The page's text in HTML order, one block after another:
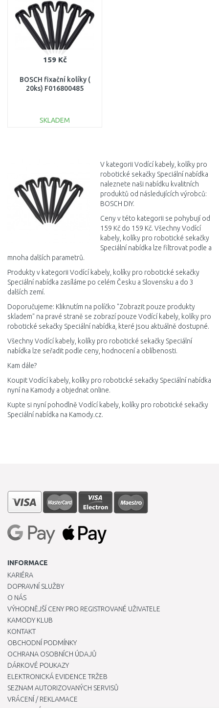
159 Kč
BOSCH fixační kolíky (
20ks) F016800485
SKLADEM
V kategorii Vodící kabely, kolíky pro
robotické sekačky Speciální nabídka
naleznete naši nabídku kvalitních
produktů od následujících výrobců:
BOSCH DIY.
Ceny v této kategorii se pohybují od
159 Kč do 159 Kč. Všechny Vodící
kabely, kolíky pro robotické sekačky
Speciální nabídka lze filtrovat podle a
mnoha dalších parametrů.
Produkty v kategorii Vodící kabely, kolíky pro robotické sekačky
Speciální nabídka zasíláme po celém Česku a Slovensku a do 3
dalších zemí.
Doporučujeme: Kliknutím na políčko "Zobrazit pouze produkty
skladem" na pravé straně se zobrazí pouze Vodící kabely, kolíky pro
robotické sekačky Speciální nabídka, které jsou aktuálně dostupné.
Všechny Vodící kabely, kolíky pro robotické sekačky Speciální
nabídka lze seřadit podle ceny, hodnocení a oblíbenosti.
Kam dále?
Koupit Vodící kabely, kolíky pro robotické sekačky Speciální nabídka
nyní na Kamody a objednat online.
Kupte si nyní pohodlně Vodící kabely, kolíky pro robotické sekačky
Speciální nabídka na Kamody.cz.
INFORMACE
KARIÉRA
DOPRAVNÍ SLUŽBY
O NÁS
VÝHODNĚJŠÍ CENY PRO REGISTROVANÉ UŽIVATELE
KAMODY KLUB
KONTAKT
OBCHODNÍ PODMÍNKY
OCHRANA OSOBNÍCH ÚDAJŮ
DÁRKOVÉ POUKAZY
ELEKTRONICKÁ EVIDENCE TRŽEB
SEZNAM AUTORIZOVANÝCH SERVISŮ
VRÁCENÍ / REKLAMACE